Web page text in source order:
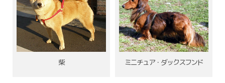
柴 ミニチュア・ダックスフンド